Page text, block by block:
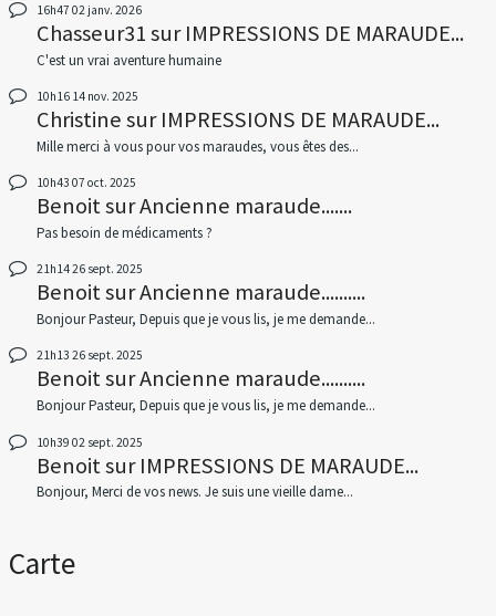
16h47 02 janv. 2026
Chasseur31surIMPRESSIONS DE MARAUDE...
C'est un vrai aventure humaine
10h16 14 nov. 2025
ChristinesurIMPRESSIONS DE MARAUDE...
Mille merci à vous pour vos maraudes, vous êtes des...
10h43 07 oct. 2025
BenoitsurAncienne maraude.......
Pas besoin de médicaments ?
21h1426 sept. 2025
BenoitsurAncienne maraude..........
Bonjour Pasteur, Depuis que je vous lis, je me demande...
21h13 26 sept. 2025
BenoitsurAncienne maraude..........
Bonjour Pasteur, Depuis que je vous lis, je me demande...
10h39 02 sept. 2025
BenoitsurIMPRESSIONS DE MARAUDE...
Bonjour, Merci de vos news. Je suis une vieille dame...
Carte